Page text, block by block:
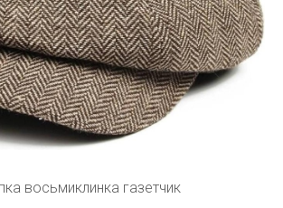
восьмиклинка газетчик